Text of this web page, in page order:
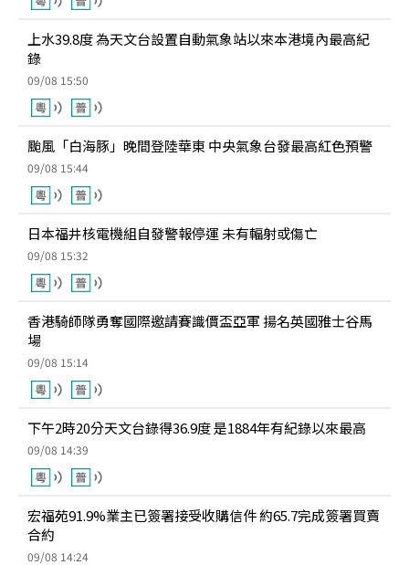
上水39.8度 為天文台設置自動氣象站以來本港境內最高紀
錄
09/08 15:50
颱風「白海豚」晚間登陸華東 中央氣象台發最高紅色預警
09/08 15:44
日本福井核電機組自發警報停運 未有輻射或傷亡
09/08 15:32
香港騎師隊勇奪國際邀請賽識價盃亞軍 揚名英國雅士谷馬
場
09/08 15:14
下午2時20分天文台錄得36.9度 是1884年有紀錄以來最高
09/08 14:39
宏福苑91.9%業主已簽署接受收購信件 約65.7完成簽署買賣
合約
09/08 14:24